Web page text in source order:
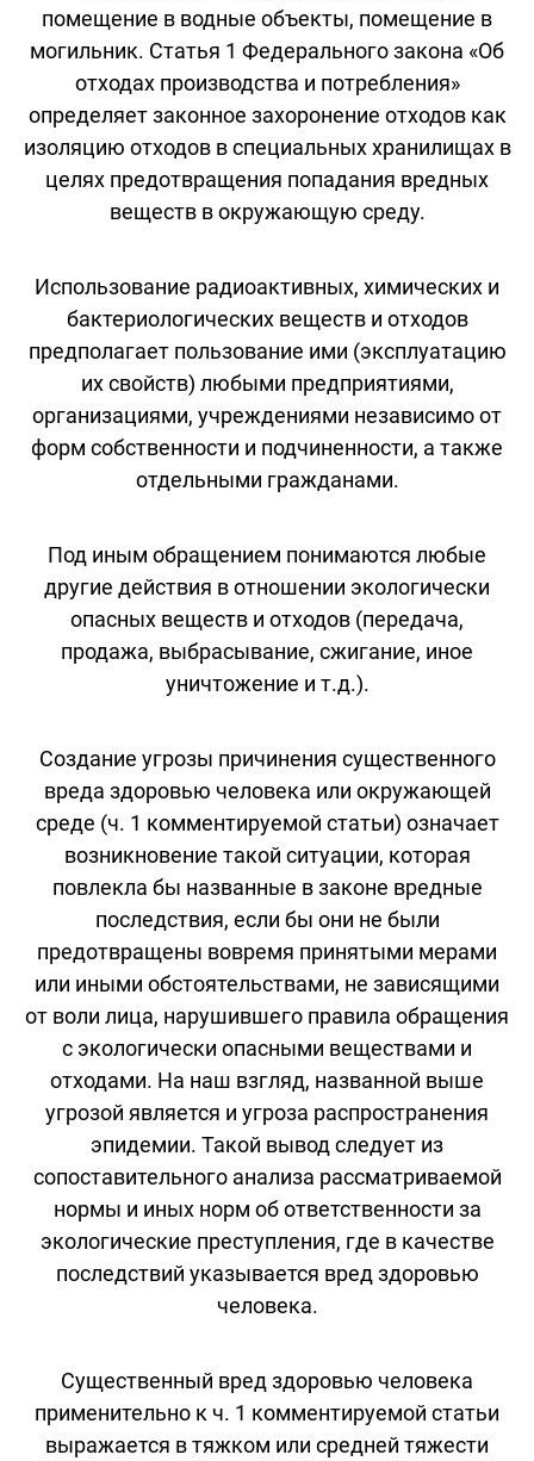
помещение в водные объекты, помещение в
могильник. Статья 1 Федерального закона «Об
отходах производства и потребления»
определяет законное захоронение отходов как
изоляцию отходов в специальных хранилищах в
целях предотвращения попадания вредных
веществ в окружающую среду.
Использование радиоактивных, химических и
бактериологических веществ и отходов
предполагает пользование ими (эксплуатацию
их свойств) любыми предприятиями,
организациями, учреждениями независимо от
форм собственности и подчиненности, а также
отдельными гражданами.
Под иным обращением понимаются любые
другие действия в отношении экологически
опасных веществ и отходов (передача,
продажа, выбрасывание, сжигание, иное
уничтожение и т.д.).
Создание угрозы причинения существенного
вреда здоровью человека или окружающей
среде (ч. 1 комментируемой статьи) означает
возникновение такой ситуации, которая
повлекла бы названные в законе вредные
последствия, если бы они не были
предотвращены вовремя принятыми мерами
или иными обстоятельствами, не зависящими
от воли лица, нарушившего правила обращения
с экологически опасными веществами и
отходами. На наш взгляд, названной выше
угрозой является и угроза распространения
эпидемии. Такой вывод следует из
сопоставительного анализа рассматриваемой
нормы и иных норм об ответственности за
экологические преступления, где в качестве
последствий указывается вред здоровью
человека.
Существенный вред здоровью человека
применительно к ч. 1 комментируемой статьи
выражается в тяжком или средней тяжести